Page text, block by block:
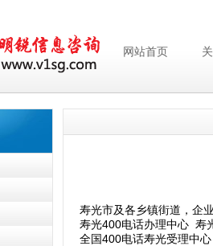
网站首页
寿光市及各乡镇街道，企
寿光400电话办理中心 寿
全国400电话寿光受理中